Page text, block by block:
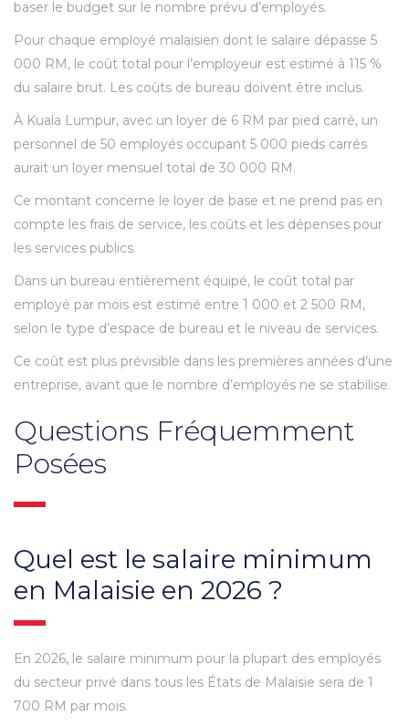
baser le budget sur le nombre prévu d’employés.
Pour chaque employé malaisien dont le salaire dépasse 5
000 RM, le coût total pour l’employeur est estimé à 115 %
du salaire brut. Les coûts de bureau doivent être inclus.
À Kuala Lumpur, avec un loyer de 6 RM par pied carré, un
personnel de 50 employés occupant 5 000 pieds carrés
aurait un loyer mensuel total de 30 000 RM.
Ce montant concerne le loyer de base et ne prend pas en
compte les frais de service, les coûts et les dépenses pour
les services publics.
Dans un bureau entièrement équipé, le coût total par
employé par mois est estimé entre 1 000 et 2 500 RM,
selon le type d’espace de bureau et le niveau de services.
Ce coût est plus prévisible dans les premières années d’une
entreprise, avant que le nombre d’employés ne se stabilise.
Questions Fréquemment
Posées
Quel est le salaire minimum
en Malaisie en 2026 ?
En 2026, le salaire minimum pour la plupart des employés
du secteur privé dans tous les États de Malaisie sera de 1
700 RM par mois.